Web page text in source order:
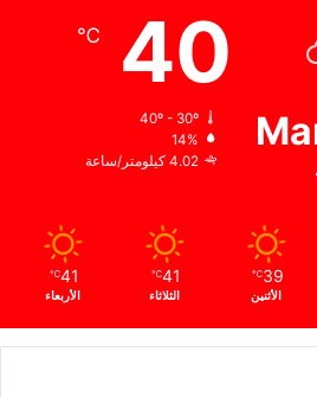
40
℃
40º - 30º
14%
4.02 كيلومتر/ساعة
39
℃
الأثنين
41
℃
الثلاثاء
41
℃
الأربعاء